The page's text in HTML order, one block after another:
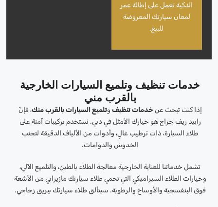
الذكية تعمل على إطالة عمر
لمعان سيارتك المعروضة
للبيع.
خدمات تنظيف وتلميع السيارات الخارجية
بالقرب مني
إذا كنت تبحث عنخدمات تنظيف وتلميع السيارات بالقرب منك، فإنّ
رابيد ريف جراج هو خيارك الأمثل في دبي. نستخدم تركيبات آمنة على
طلاء السيارة، ذات ترطيب عالٍ، وأدوات من الألياف الدقيقة لتجنب
الخدوش والدوامات.
تشمل خدماتنا للعناية الخارجية معالجة الطلاء بالطين، والتلميع الآلي،
وخيارات الطلاء السيراميكي التي تحمي طلاء سيارتك مازيراتي من الأشعة
فوق البنفسجية والأوساخ والرطوبة. سيتألق طلاء سيارتك ببريق زجاجي.